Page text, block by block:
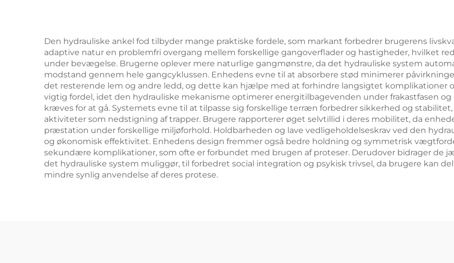
Den hydrauliske ankel fod tilbyder mange praktiske fordele, som markant forbedrer brugerens
adaptive natur en problemfri overgang mellem forskellige gangoverflader og hastigheder, hvilket
under bevægelse. Brugerne oplever mere naturlige gangmønstre, da det hydrauliske system
modstand gennem hele gangcyklussen. Enhedens evne til at absorbere stød minimerer
det resterende lem og andre ledd, og dette kan hjælpe med at forhindre langsigtet komplikationer
vigtig fordel, idet den hydrauliske mekanisme optimerer energitilbagevenden under frakastfasen
kræves for at gå. Systemets evne til at tilpasse sig forskellige terræn forbedrer sikkerhed og
aktiviteter som nedstigning af trapper. Brugere rapporterer øget selvtillid i deres mobilitet, da
præstation under forskellige miljøforhold. Holdbarheden og lave vedligeholdelseskrav ved den
og økonomisk effektivitet. Enhedens design fremmer også bedre holdning og symmetrisk
sekundære komplikationer, som ofte er forbundet med brugen af proteser. Derudover bidrager de
det hydrauliske system muliggør, til forbedret social integration og psykisk trivsel, da brugere kan
mindre synlig anvendelse af deres protese.